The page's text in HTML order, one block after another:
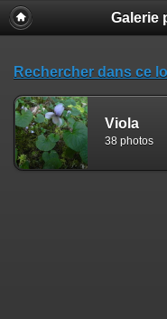
Galerie
Rechercher dans ce
Viola
38 photos